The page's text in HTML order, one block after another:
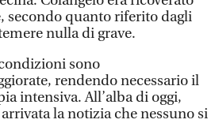
secondo quanto riferito dagli
nulla di grave.
sono
rendendo necessario il
intensiva. All’alba di oggi,
la notizia che nessuno si